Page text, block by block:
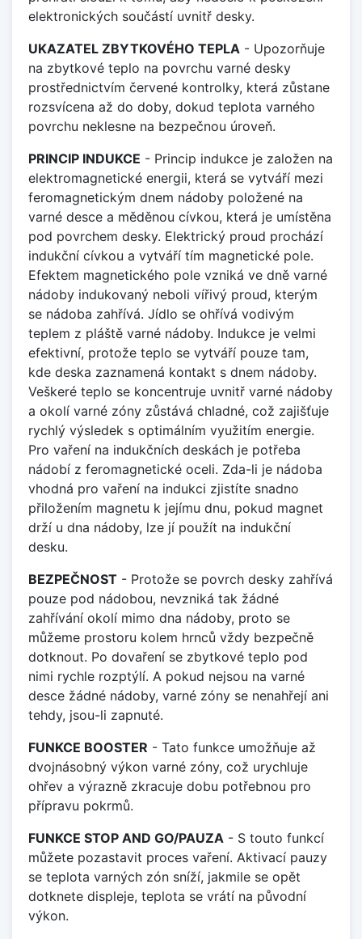
elektronických součástí uvnitř desky.
UKAZATEL ZBYTKOVÉHO TEPLA - Upozorňuje
na zbytkové teplo na povrchu varné desky
prostřednictvím červené kontrolky, která zůstane
rozsvícena až do doby, dokud teplota varného
povrchu neklesne na bezpečnou úroveň.
PRINCIP INDUKCE - Princip indukce je založen na
elektromagnetické energii, která se vytváří mezi
feromagnetickým dnem nádoby položené na
varné desce a měděnou cívkou, která je umístěna
pod povrchem desky. Elektrický proud prochází
indukční cívkou a vytváří tím magnetické pole.
Efektem magnetického pole vzniká ve dně varné
nádoby indukovaný neboli vířivý proud, kterým
se nádoba zahřívá. Jídlo se ohřívá vodivým
teplem z pláště varné nádoby. Indukce je velmi
efektivní, protože teplo se vytváří pouze tam,
kde deska zaznamená kontakt s dnem nádoby.
Veškeré teplo se koncentruje uvnitř varné nádoby
a okolí varné zóny zůstává chladné, což zajišťuje
rychlý výsledek s optimálním využitím energie.
Pro vaření na indukčních deskách je potřeba
nádobí z feromagnetické oceli. Zda-li je nádoba
vhodná pro vaření na indukci zjistíte snadno
přiložením magnetu k jejímu dnu, pokud magnet
drží u dna nádoby, lze jí použít na indukční
desku.
BEZPEČNOST - Protože se povrch desky zahřívá
pouze pod nádobou, nevzniká tak žádné
zahřívání okolí mimo dna nádoby, proto se
můžeme prostoru kolem hrnců vždy bezpečně
dotknout. Po dovaření se zbytkové teplo pod
nimi rychle rozptýlí. A pokud nejsou na varné
desce žádné nádoby, varné zóny se nenahřejí ani
tehdy, jsou-li zapnuté.
FUNKCE BOOSTER - Tato funkce umožňuje až
dvojnásobný výkon varné zóny, což urychluje
ohřev a výrazně zkracuje dobu potřebnou pro
přípravu pokrmů.
FUNKCE STOP AND GO/PAUZA - S touto funkcí
můžete pozastavit proces vaření. Aktivací pauzy
se teplota varných zón sníží, jakmile se opět
dotknete displeje, teplota se vrátí na původní
výkon.